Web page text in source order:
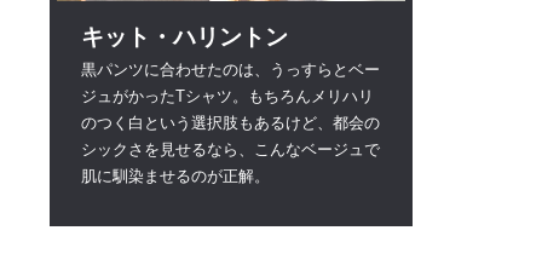
キット・ハリントン
黒パンツに合わせたのは、うっすらとベー
ジュがかったTシャツ。もちろんメリハリ
のつく白という選択肢もあるけど、都会の
シックさを見せるなら、こんなベージュで
肌に馴染ませるのが正解。